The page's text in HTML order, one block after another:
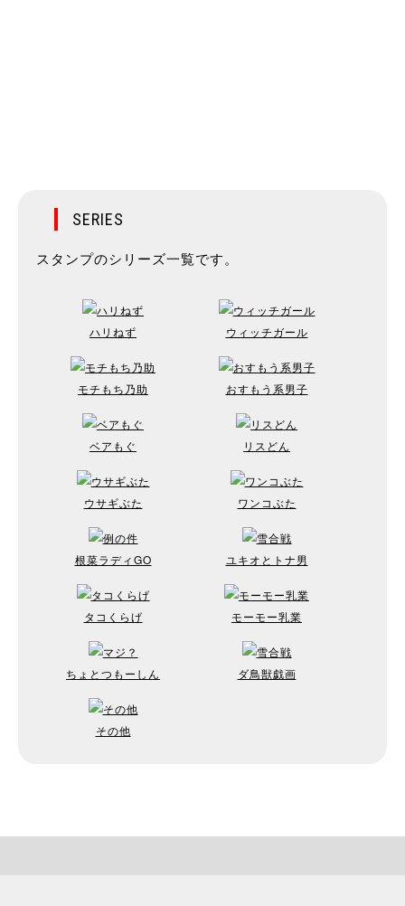
SERIES
スタンプのシリーズ一覧です。
ハリねず ウィッチガール
モチもち乃助 おすもう系男子
ベアもぐ リスどん
ウサギぶた ワンコぶた
根菜ラディGO ユキオとトナ男
タコくらげ モーモー乳業
ちょとつもーしん ダ鳥獣戯画
その他